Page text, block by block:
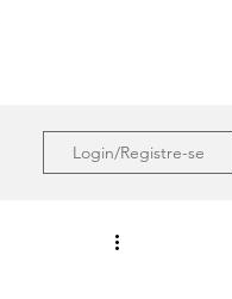
Login/Registre-se